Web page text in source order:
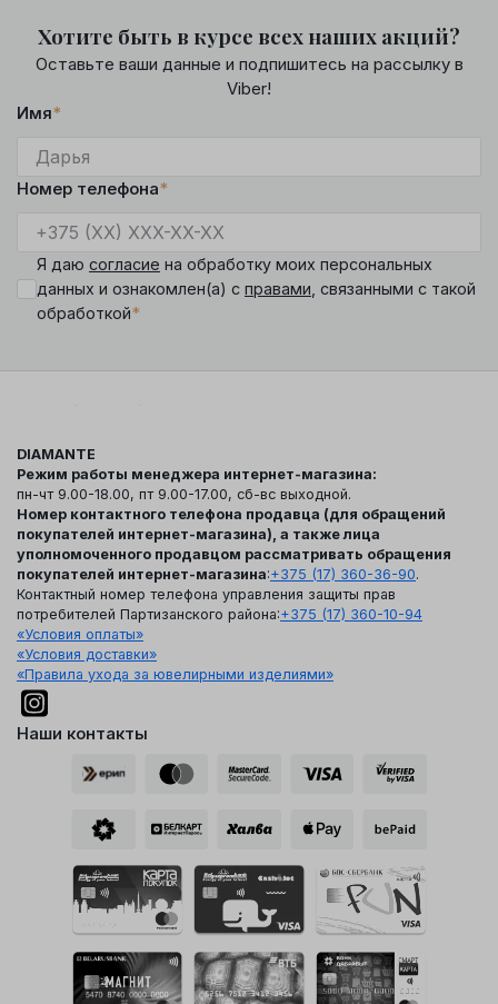
Хотите быть в курсе всех наших акций?
Оставьте ваши данные и подпишитесь на рассылку в
Viber!
Имя*
Номер телефона*
Я даю согласие на обработку моих персональных
данных и ознакомлен(а) с правами , связанными с такой
обработкой*
DIAMANTE
Режим работы менеджера интернет-магазина:
пн-чт 9.00-18.00, пт 9.00-17.00, сб-вс выходной.
Номер контактного телефона продавца (для обращений
покупателей интернет-магазина), а также лица
уполномоченного продавцом рассматривать обращения
покупателей интернет-магазина:+375 (17) 360-36-90.
Контактный номер телефона управления защиты прав
потребителей Партизанского района:+375 (17) 360-10-94
«Условия оплаты»
«Условия доставки»
«Правила ухода за ювелирными изделиями»
Наши контакты